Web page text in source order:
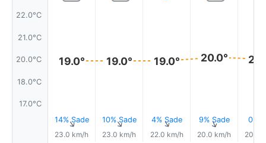
22.0°C
21.0°C
20.0°C
18.0°C
17.0°C
19.0°
14% Sade
↑
23.0 km/h
19.0°
10% Sade
↑
23.0 km/h
19.0°
4% Sade
↑
22.0 km/h
20.0°
9% Sade
↑
20.0 km/h
0.0
20.0